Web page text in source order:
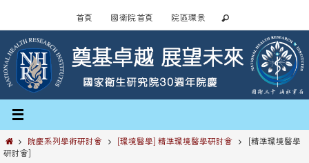
首頁 國衛院首頁 院區環景
院慶系列學術研討會 [環境醫學] 精準環境醫學研討會
[精準環境醫學
研討會]